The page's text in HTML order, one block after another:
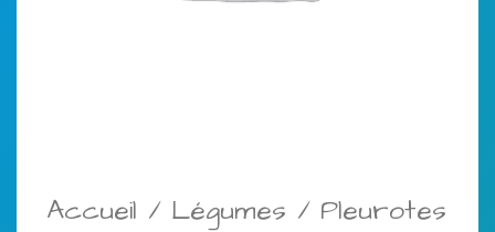
Accueil / Légumes / Pleurotes